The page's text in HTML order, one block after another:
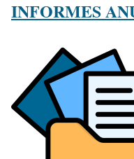
INFORMES